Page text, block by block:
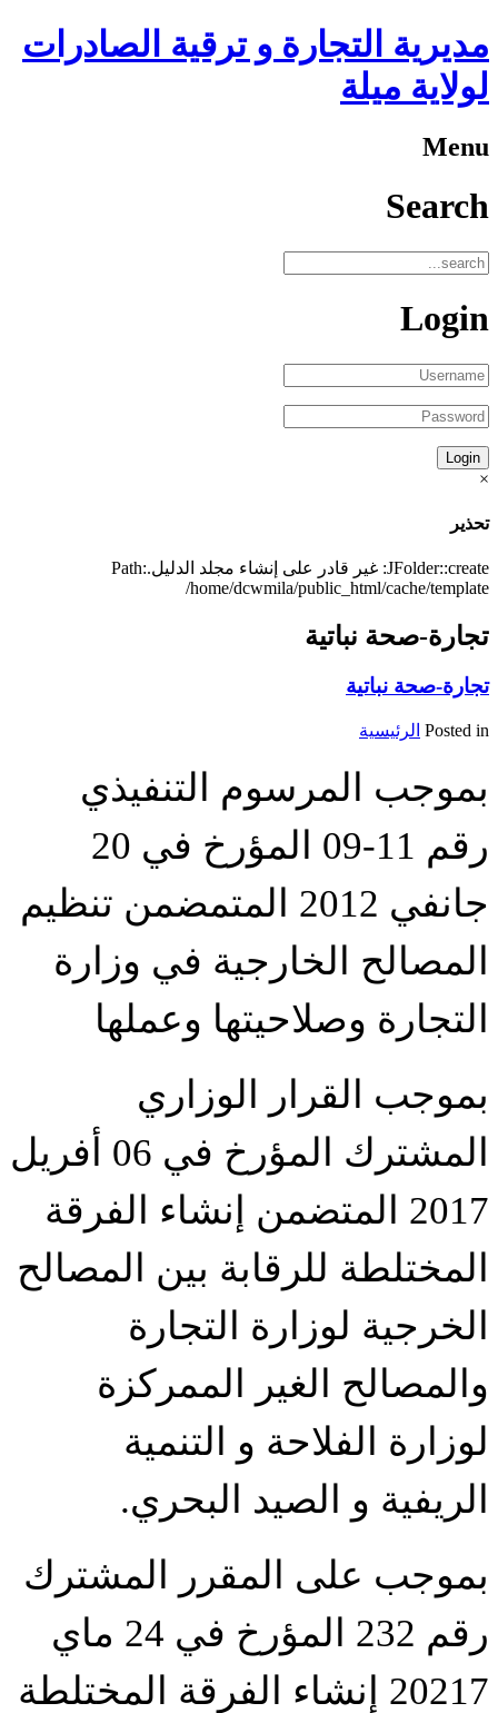
مديرية التجارة و ترقية الصادرات
لولاية ميلة
Menu
Search
Login
×
تحذير
JFolder::create: غير قادر على إنشاء مجلد الدليل.Path:
/home/dcwmila/public_html/cache/template
تجارة-صحة نباتية
تجارة-صحة نباتية
Posted in الرئيسية
بموجب المرسوم التنفيذي
رقم 11-09 المؤرخ في 20
جانفي 2012 المتمضمن تنظيم
المصالح الخارجية في وزارة
التجارة وصلاحيتها وعملها
بموجب القرار الوزاري
المشترك المؤرخ في 06 أفريل
2017 المتضمن إنشاء الفرقة
المختلطة للرقابة بين المصالح
الخرجية لوزارة التجارة
والمصالح الغير الممركزة
لوزارة الفلاحة و التنمية
الريفية و الصيد البحري.
بموجب على المقرر المشترك
رقم 232 المؤرخ في 24 ماي
20217
إنشاء الفرقة المختلطة